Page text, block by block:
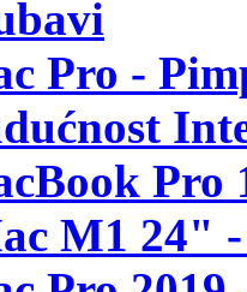
Pro -
Pro
M1 24"